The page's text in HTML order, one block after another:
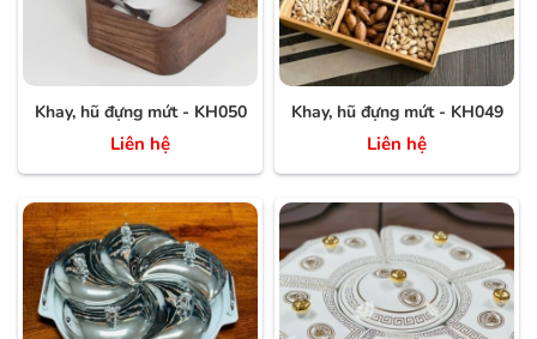
Khay, hũ đựng mứt - KH050
Liên hệ
Khay, hũ đựng mứt - KH049
Liên hệ